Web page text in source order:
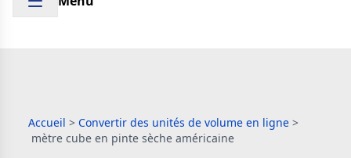
Accueil > Convertir des unités de volume en ligne >
mètre cube en pinte sèche américaine